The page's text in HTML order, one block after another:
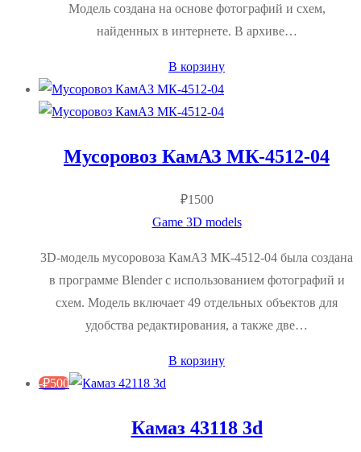
Модель создана на основе фотографий и схем,
найденных в интернете. В архиве…
В корзину
Мусоровоз КамАЗ МК-4512-04
₽1500
Game 3D models
3D-модель мусоровоза КамАЗ МК-4512-04 была создана
в программе Blender с использованием фотографий и
схем. Модель включает 49 отдельных объектов для
удобства редактирования, а также две…
В корзину
-₽500
Камаз 43118 3d